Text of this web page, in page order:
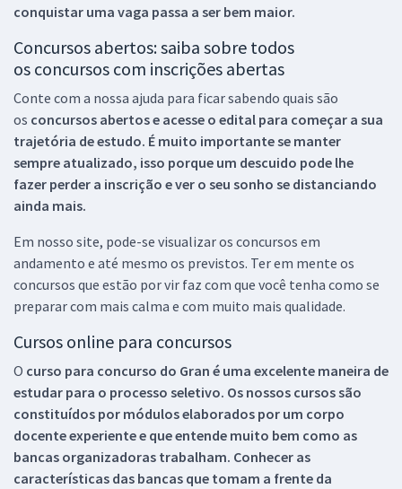
conquistar uma vaga passa a ser bem maior.
Concursos abertos: saiba sobre todos
os concursos com inscrições abertas
Conte com a nossa ajuda para ficar sabendo quais são
os concursos abertos e acesse o edital para começar a sua
trajetória de estudo. É muito importante se manter
sempre atualizado, isso porque um descuido pode lhe
fazer perder a inscrição e ver o seu sonho se distanciando
ainda mais.
Em nosso site, pode-se visualizar os concursos em
andamento e até mesmo os previstos. Ter em mente os
concursos que estão por vir faz com que você tenha como se
preparar com mais calma e com muito mais qualidade.
Cursos online para concursos
O curso para concurso do Gran é uma excelente maneira de
estudar para o processo seletivo. Os nossos cursos são
constituídos por módulos elaborados por um corpo
docente experiente e que entende muito bem como as
bancas organizadoras trabalham. Conhecer as
características das bancas que tomam a frente da